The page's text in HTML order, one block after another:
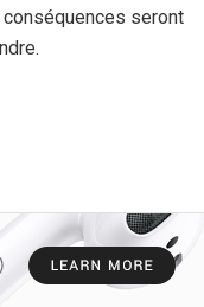
seront